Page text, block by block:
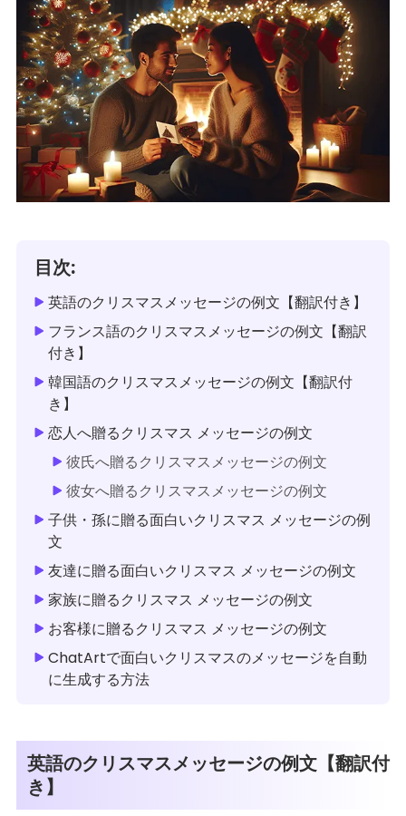
目次:
英語のクリスマスメッセージの例文【翻訳付き】
フランス語のクリスマスメッセージの例文【翻訳
付き】
韓国語のクリスマスメッセージの例文【翻訳付
き】
恋人へ贈るクリスマス メッセージの例文
彼氏へ贈るクリスマスメッセージの例文
彼女へ贈るクリスマスメッセージの例文
子供・孫に贈る面白いクリスマス メッセージの例
文
友達に贈る面白いクリスマス メッセージの例文
家族に贈るクリスマス メッセージの例文
お客様に贈るクリスマス メッセージの例文
ChatArtで面白いクリスマスのメッセージを自動
に生成する方法
英語のクリスマスメッセージの例文【翻訳付
き】